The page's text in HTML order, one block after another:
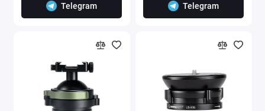
Telegram Telegram